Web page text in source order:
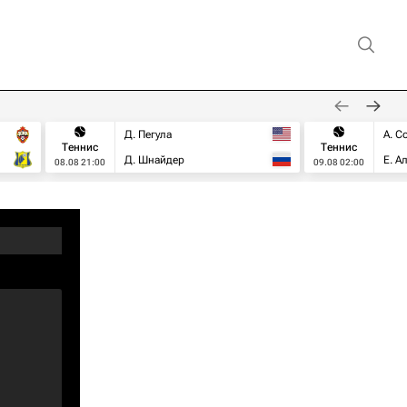
Теннис
08.08 21:00
Д. Пегула
Д. Шнайдер
Теннис
09.08 02:00
А.
Е.